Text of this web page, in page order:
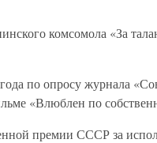
комсомола «За
по опросу журнала
«Влюблен по
премии СССР за